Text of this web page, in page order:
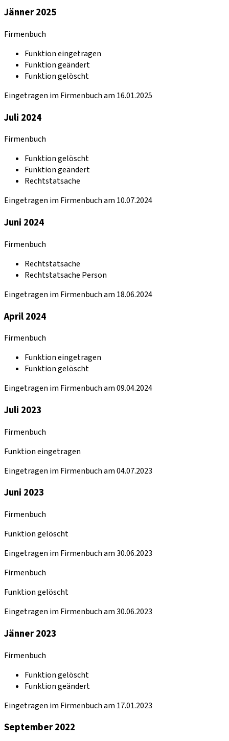
Jänner 2025
Firmenbuch
Funktion eingetragen
Funktion geändert
Funktion gelöscht
Eingetragen im Firmenbuch am 16.01.2025
Juli 2024
Firmenbuch
Funktion gelöscht
Funktion geändert
Rechtstatsache
Eingetragen im Firmenbuch am 10.07.2024
Juni 2024
Firmenbuch
Rechtstatsache
Rechtstatsache Person
Eingetragen im Firmenbuch am 18.06.2024
April 2024
Firmenbuch
Funktion eingetragen
Funktion gelöscht
Eingetragen im Firmenbuch am 09.04.2024
Juli 2023
Firmenbuch
Funktion eingetragen
Eingetragen im Firmenbuch am 04.07.2023
Juni 2023
Firmenbuch
Funktion gelöscht
Eingetragen im Firmenbuch am 30.06.2023
Firmenbuch
Funktion gelöscht
Eingetragen im Firmenbuch am 30.06.2023
Jänner 2023
Firmenbuch
Funktion gelöscht
Funktion geändert
Eingetragen im Firmenbuch am 17.01.2023
September 2022